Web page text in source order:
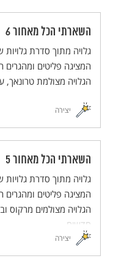
השארתי הכל מאחור 6
גלויה מתוך סדרת
המציגה פליטים ומהגרים
הגלויה מצולמת
יצירה
השארתי הכל מאחור 5
גלויה מתוך סדרת
המציגה פליטים ומהגרים
הגלויה מצולמים מרקוס
חדשים.
יצירה